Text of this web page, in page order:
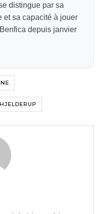
distingue par sa
et sa capacité à jouer
depuis janvier